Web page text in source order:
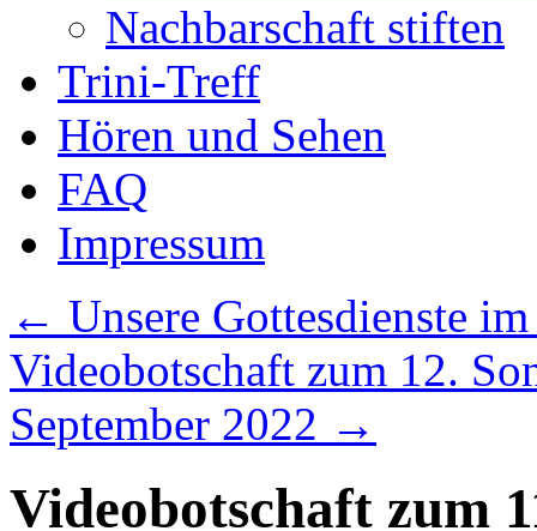
Nachbarschaft stiften
Trini-Treff
Hören und Sehen
FAQ
Impressum
← Unsere Gottesdienste
Videobotschaft zum 12.
September 2022 →
Videobotschaft zum